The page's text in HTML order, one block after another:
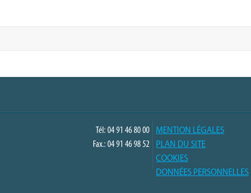
Tél: 04 91 46 80 00
Fax.: 04 91 46 98 52
MENTION LÉGALES
PLAN DU SITE
COOKIES
DONNÉES PERSONNELLES